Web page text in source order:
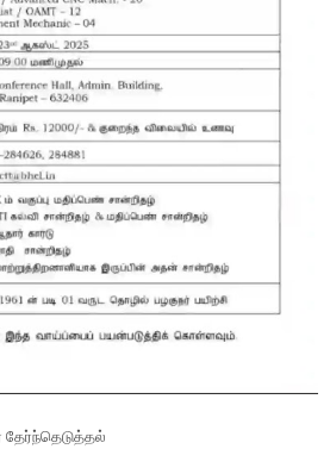
தேர்ந்தெடுத்தல்